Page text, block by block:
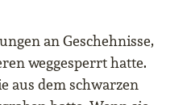
an Geschehnisse,
weggesperrt hatte.
aus dem schwarzen